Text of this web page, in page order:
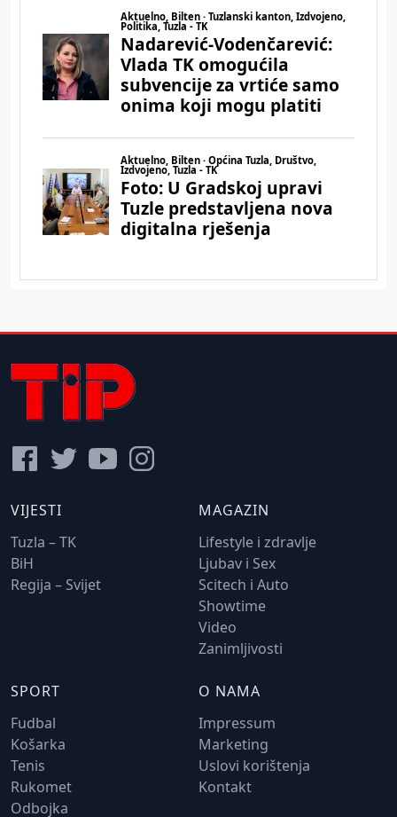
VIJESTI
Tuzla – TK
BiH
Regija – Svijet
MAGAZIN
Lifestyle i zdravlje
Ljubav i Sex
Scitech i Auto
Showtime
Video
Zanimljivosti
SPORT
Fudbal
Košarka
Tenis
Rukomet
Odbojka
O NAMA
Impressum
Marketing
Uslovi korištenja
Kontakt